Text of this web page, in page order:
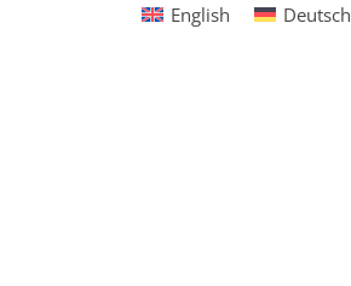
English Deutsch